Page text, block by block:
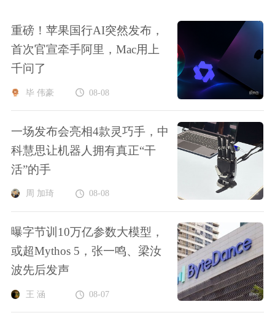
重磅！苹果国行AI突然发布，
首次官宣牵手阿里，Mac用上
千问了
毕 伟豪 08-08
一场发布会亮相4款灵巧手，中
科慧思让机器人拥有真正“干
活”的手
周 加琦 08-08
曝字节训10万亿参数大模型，
或超Mythos 5，张一鸣、梁汝
波先后发声
王 涵 08-07